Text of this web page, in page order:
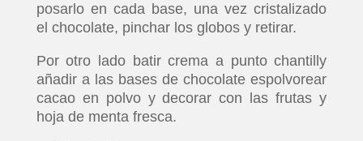
posarlo en cada base, una vez cristalizado
el chocolate, pinchar los globos y retirar.
Por otro lado batir crema a punto chantilly
añadir a las bases de chocolate espolvorear
cacao en polvo y decorar con las frutas y
hoja de menta fresca.